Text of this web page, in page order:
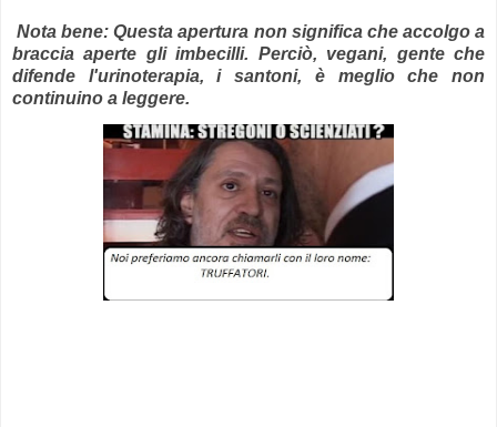
Nota bene: Questa apertura non significa che accolgo a
braccia aperte gli imbecilli. Perciò, vegani, gente che
difende l'urinoterapia, i santoni, è meglio che non
continuino a leggere.